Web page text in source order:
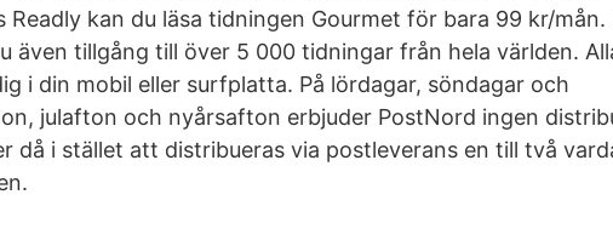
Readly kan du läsa tidningen Gourmet för bara 99 kr/
även tillgång till över 5 000 tidningar från hela världen.
i din mobil eller surfplatta. På lördagar, söndagar och
julafton och nyårsafton erbjuder PostNord ingen
då i stället att distribueras via postleverans en till två